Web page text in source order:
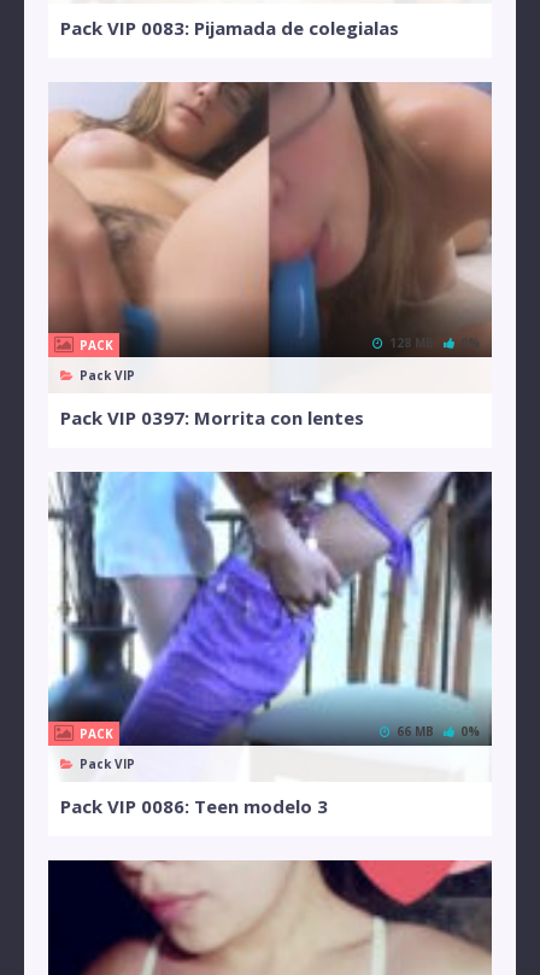
Pack VIP 0083: Pijamada de colegialas
PACK
Pack VIP
128 MB 0%
Pack VIP 0397: Morrita con lentes
PACK
Pack VIP
66 MB 0%
Pack VIP 0086: Teen modelo 3